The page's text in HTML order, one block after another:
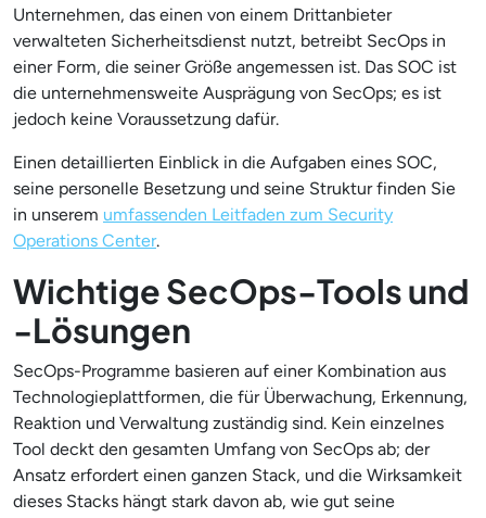
Unternehmen, das einen von einem Drittanbieter
verwalteten Sicherheitsdienst nutzt, betreibt SecOps in
einer Form, die seiner Größe angemessen ist. Das SOC ist
die unternehmensweite Ausprägung von SecOps; es ist
jedoch keine Voraussetzung dafür.
Einen detaillierten Einblick in die Aufgaben eines SOC,
seine personelle Besetzung und seine Struktur finden Sie
in unserem umfassenden Leitfaden zum Security
Operations Center.
Wichtige SecOps-Tools und
-Lösungen
SecOps-Programme basieren auf einer Kombination aus
Technologieplattformen, die für Überwachung, Erkennung,
Reaktion und Verwaltung zuständig sind. Kein einzelnes
Tool deckt den gesamten Umfang von SecOps ab; der
Ansatz erfordert einen ganzen Stack, und die Wirksamkeit
dieses Stacks hängt stark davon ab, wie gut seine